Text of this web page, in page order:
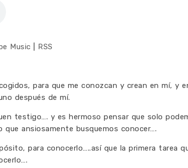
Music RSS
para que me conozcan y crean en mí, y
después de mí.
testigo…. y es hermoso pensar que solo
ansiosamente busquemos conocer….
para conocerlo…..así que la primera tarea